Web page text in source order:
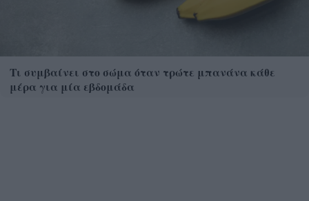
Τι συμβαίνει στο σώμα όταν τρώτε μπανάνα κάθε
μέρα για μία εβδομάδα